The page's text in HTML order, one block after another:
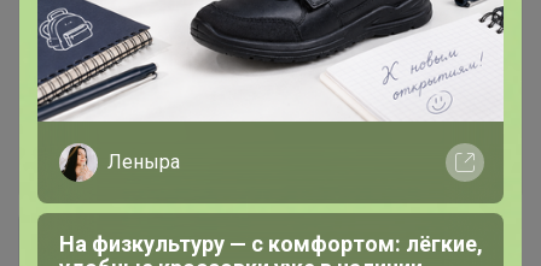
Леныра
На физкультуру — с комфортом: лёгкие,